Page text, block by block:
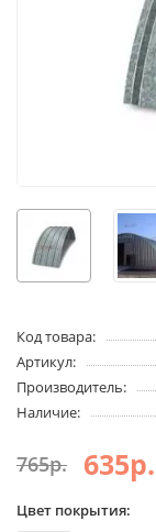
Код товара:
Артикул:
Производитель:
Наличие:
765р. 635р.
Цвет покрытия: